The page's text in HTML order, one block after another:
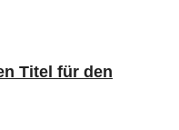
Titel für den